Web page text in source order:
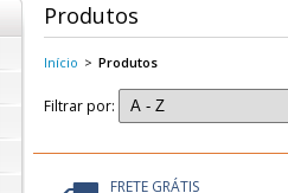
Produtos
Início > Produtos
Filtrar por:
FRETE GRÁTIS